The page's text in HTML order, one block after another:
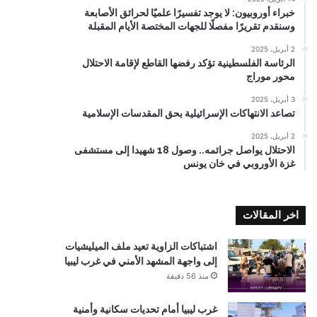
خبراء أوروبيون: لا يوجد تفسيرًا علميًا لحرائق الأصابعة
وسنقدم تقريرًا مفصلًا للجهات المختصة الأيام المقبلة
2 أبريل، 2025
الرئاسة الفلسطينية تؤكد رفضها القاطع لإقامة الاحتلال
محور موراج
3 أبريل، 2025
تصاعد الانتهاكات الإسرائيلية بحق المقدسات الإسلامية
2 أبريل، 2025
الاحتلال يواصل جرائمه.. وصول 18 شهيدا إلى مستشفى
غزة الأوروبي في خان يونس
اخر المقالات
اشتباكات الزاوية تعيد ملف الميليشيات
إلى واجهة المشهد الأمني في غرب ليبيا
منذ 56 دقيقة
غرب ليبيا أمام تحديات سكانية وأمنية